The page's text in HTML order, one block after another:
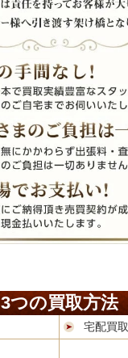
3つの買取方法
宅配買取